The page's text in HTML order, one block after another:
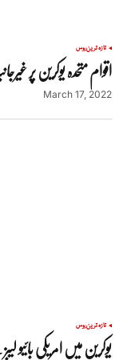
تازہ ترینروس
اقوام متحدہ یوکرین پر
March 17, 2022
تازہ ترینروس
یوکرین میں امریکی